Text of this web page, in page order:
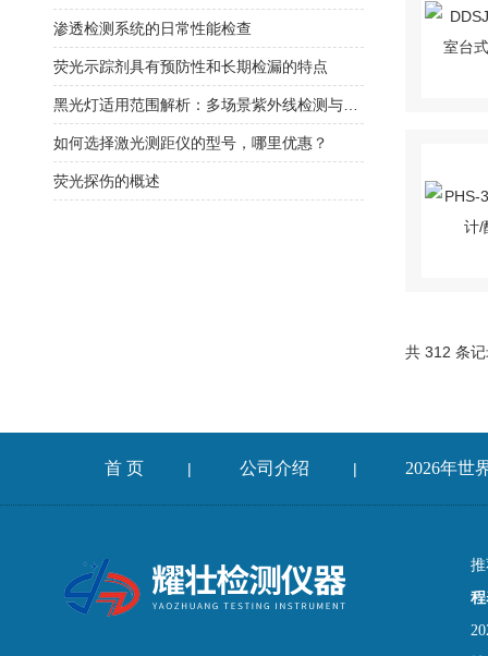
共 312 条
渗透检测系统的日常性能检查
荧光示踪剂具有预防性和长期检漏的特点
如何选择激光测距仪的型号，哪里优惠？
荧光探伤的概述
首 页 | 公司介绍 | 2026年世